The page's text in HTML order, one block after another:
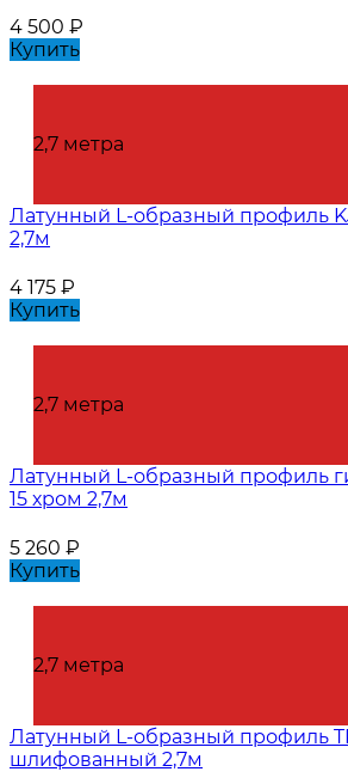
4 500 ₽
Купить
2,7 метра
Латунный L-образный профиль
2,7м
4 175 ₽
Купить
2,7 метра
Латунный L-образный профиль
15 хром 2,7м
5 260 ₽
Купить
2,7 метра
Латунный L-образный профиль
шлифованный 2,7м